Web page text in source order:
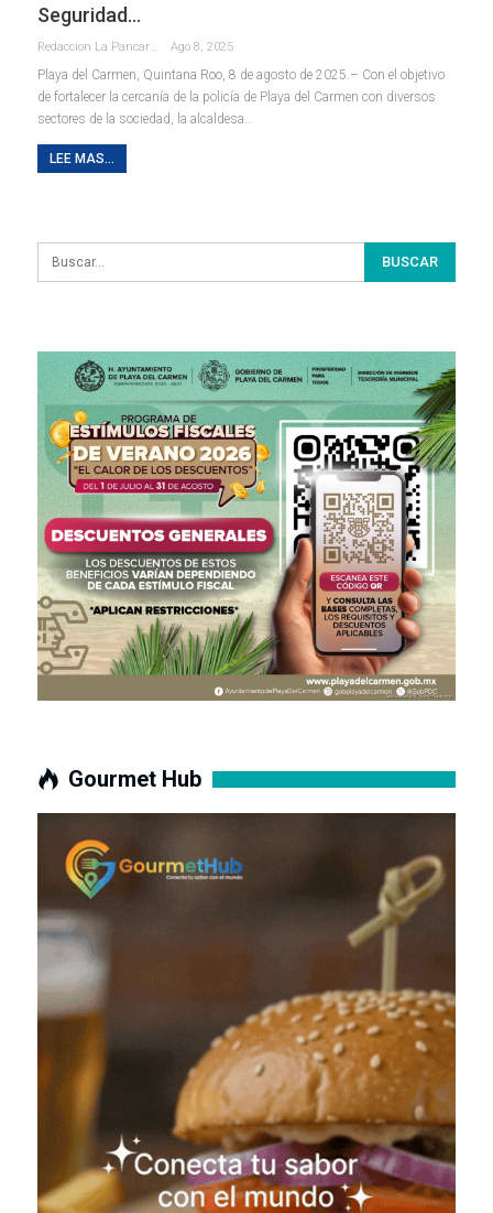
Seguridad…
Redaccion La Pancarta De Quintana Roo Ago 8, 2025
Playa del Carmen, Quintana Roo, 8 de agosto de 2025.– Con el objetivo
de fortalecer la cercanía de la policía de Playa del Carmen con diversos
sectores de la sociedad, la alcaldesa…
LEE MAS...
Gourmet Hub